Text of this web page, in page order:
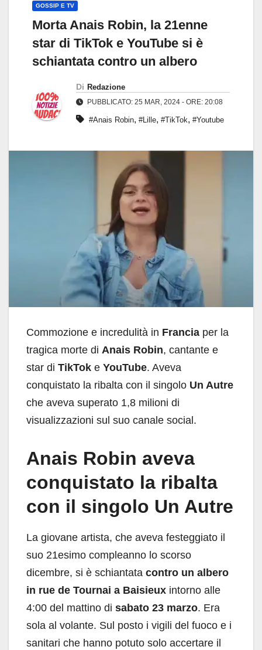
GOSSIP E TV
Morta Anais Robin, la 21enne
star di TikTok e YouTube si è
schiantata contro un albero
Di Redazione
PUBBLICATO: 25 MAR, 2024 - ORE: 20:08
#Anais Robin, #Lille, #TikTok, #Youtube
Commozione e incredulità in Francia per la
tragica morte di Anais Robin, cantante e
star di TikTok e YouTube. Aveva
conquistato la ribalta con il singolo Un Autre
che aveva superato 1,8 milioni di
visualizzazioni sul suo canale social.
Anais Robin aveva
conquistato la ribalta
con il singolo Un Autre
La giovane artista, che aveva festeggiato il
suo 21esimo compleanno lo scorso
dicembre, si è schiantata contro un albero
in rue de Tournai a Baisieux intorno alle
4:00 del mattino di sabato 23 marzo. Era
sola al volante. Sul posto i vigili del fuoco e i
sanitari che hanno potuto solo accertare il